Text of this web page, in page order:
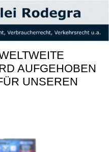
AUFGEHOBEN
UNSEREN U